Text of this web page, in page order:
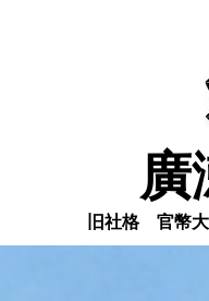
廣
旧社格 官幣